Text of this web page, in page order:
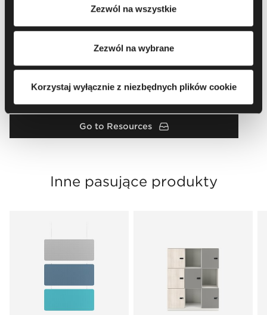
cookie oraz przetwarzania Twoich danych osobowych, w
tym o przysługujących Ci uprawnieniach, zachęcamy do
Zezwól na wszystkie
Zezwól na wybrane
Korzystaj wyłącznie z niezbędnych plików cookie
Go to Resources
Inne pasujące produkty